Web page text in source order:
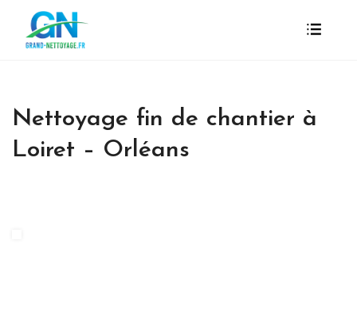
Nettoyage fin de chantier à
Loiret – Orléans